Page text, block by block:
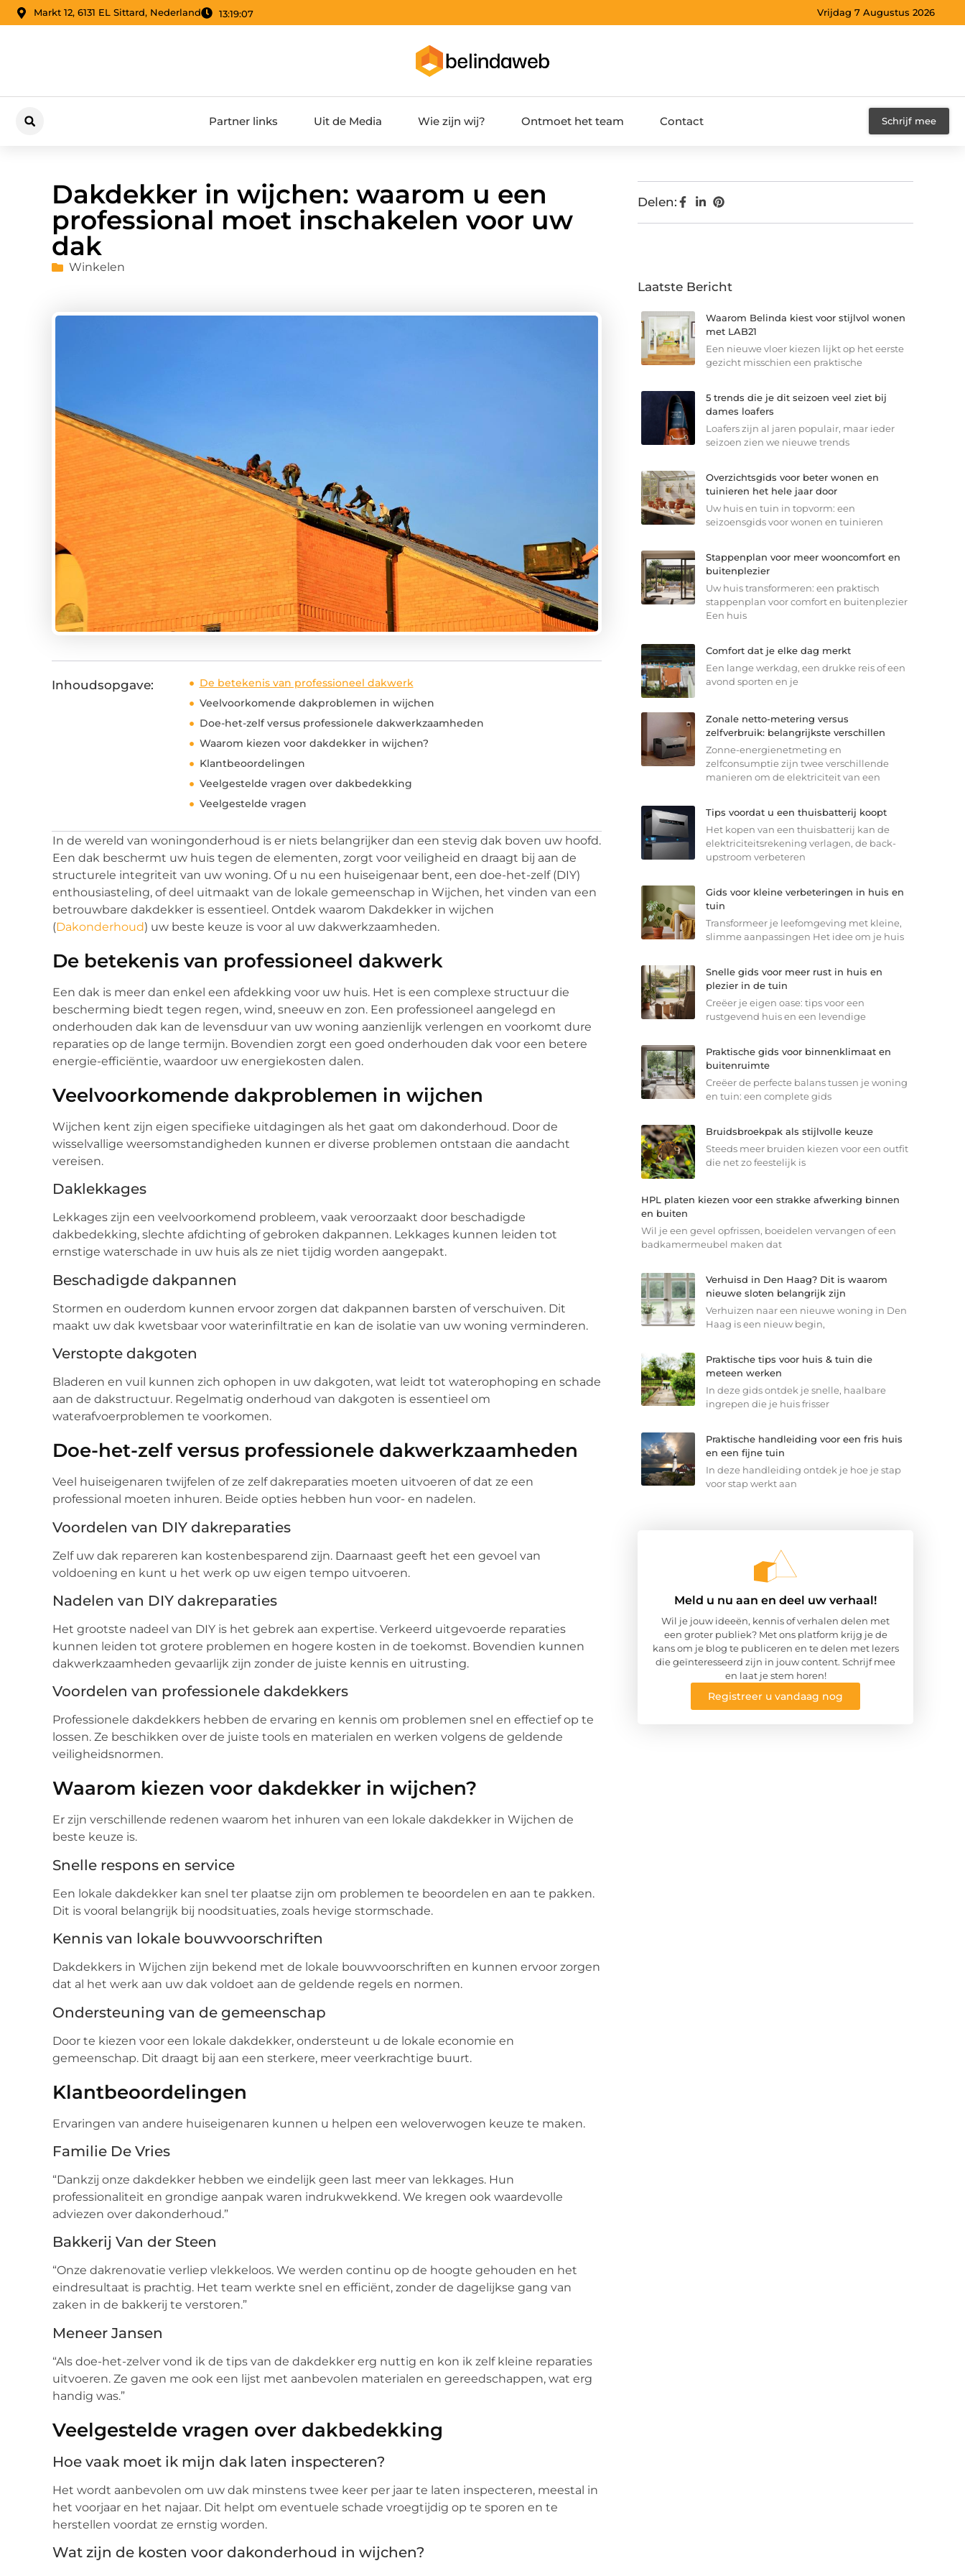
Markt 12, 6131 EL Sittard, Nederland 13:19:08 Vrijdag 7 Augustus 2026
Partner links Uit de Media Wie zijn wij? Ontmoet het team Contact Schrijf mee
Dakdekker in wijchen: waarom u een
professional moet inschakelen voor uw
dak
Winkelen
Inhoudsopgave:
De betekenis van professioneel dakwerk
Veelvoorkomende dakproblemen in wijchen
Doe-het-zelf versus professionele dakwerkzaamheden
Waarom kiezen voor dakdekker in wijchen?
Klantbeoordelingen
Veelgestelde vragen over dakbedekking
Veelgestelde vragen
In de wereld van woningonderhoud is er niets belangrijker dan een stevig dak boven uw hoofd.
Een dak beschermt uw huis tegen de elementen, zorgt voor veiligheid en draagt bij aan de
structurele integriteit van uw woning. Of u nu een huiseigenaar bent, een doe-het-zelf (DIY)
enthousiasteling, of deel uitmaakt van de lokale gemeenschap in Wijchen, het vinden van een
betrouwbare dakdekker is essentieel. Ontdek waarom Dakdekker in wijchen
(Dakonderhoud) uw beste keuze is voor al uw dakwerkzaamheden.
De betekenis van professioneel dakwerk
Een dak is meer dan enkel een afdekking voor uw huis. Het is een complexe structuur die
bescherming biedt tegen regen, wind, sneeuw en zon. Een professioneel aangelegd en
onderhouden dak kan de levensduur van uw woning aanzienlijk verlengen en voorkomt dure
reparaties op de lange termijn. Bovendien zorgt een goed onderhouden dak voor een betere
energie-efficiëntie, waardoor uw energiekosten dalen.
Veelvoorkomende dakproblemen in wijchen
Wijchen kent zijn eigen specifieke uitdagingen als het gaat om dakonderhoud. Door de
wisselvallige weersomstandigheden kunnen er diverse problemen ontstaan die aandacht
vereisen.
Daklekkages
Lekkages zijn een veelvoorkomend probleem, vaak veroorzaakt door beschadigde
dakbedekking, slechte afdichting of gebroken dakpannen. Lekkages kunnen leiden tot
ernstige waterschade in uw huis als ze niet tijdig worden aangepakt.
Beschadigde dakpannen
Stormen en ouderdom kunnen ervoor zorgen dat dakpannen barsten of verschuiven. Dit
maakt uw dak kwetsbaar voor waterinfiltratie en kan de isolatie van uw woning verminderen.
Verstopte dakgoten
Bladeren en vuil kunnen zich ophopen in uw dakgoten, wat leidt tot waterophoping en schade
aan de dakstructuur. Regelmatig onderhoud van dakgoten is essentieel om
waterafvoerproblemen te voorkomen.
Doe-het-zelf versus professionele dakwerkzaamheden
Veel huiseigenaren twijfelen of ze zelf dakreparaties moeten uitvoeren of dat ze een
professional moeten inhuren. Beide opties hebben hun voor- en nadelen.
Voordelen van DIY dakreparaties
Zelf uw dak repareren kan kostenbesparend zijn. Daarnaast geeft het een gevoel van
voldoening en kunt u het werk op uw eigen tempo uitvoeren.
Nadelen van DIY dakreparaties
Het grootste nadeel van DIY is het gebrek aan expertise. Verkeerd uitgevoerde reparaties
kunnen leiden tot grotere problemen en hogere kosten in de toekomst. Bovendien kunnen
dakwerkzaamheden gevaarlijk zijn zonder de juiste kennis en uitrusting.
Voordelen van professionele dakdekkers
Professionele dakdekkers hebben de ervaring en kennis om problemen snel en effectief op te
lossen. Ze beschikken over de juiste tools en materialen en werken volgens de geldende
veiligheidsnormen.
Waarom kiezen voor dakdekker in wijchen?
Er zijn verschillende redenen waarom het inhuren van een lokale dakdekker in Wijchen de
beste keuze is.
Snelle respons en service
Een lokale dakdekker kan snel ter plaatse zijn om problemen te beoordelen en aan te pakken.
Dit is vooral belangrijk bij noodsituaties, zoals hevige stormschade.
Kennis van lokale bouwvoorschriften
Dakdekkers in Wijchen zijn bekend met de lokale bouwvoorschriften en kunnen ervoor zorgen
dat al het werk aan uw dak voldoet aan de geldende regels en normen.
Ondersteuning van de gemeenschap
Door te kiezen voor een lokale dakdekker, ondersteunt u de lokale economie en
gemeenschap. Dit draagt bij aan een sterkere, meer veerkrachtige buurt.
Klantbeoordelingen
Ervaringen van andere huiseigenaren kunnen u helpen een weloverwogen keuze te maken.
Familie De Vries
“Dankzij onze dakdekker hebben we eindelijk geen last meer van lekkages. Hun
professionaliteit en grondige aanpak waren indrukwekkend. We kregen ook waardevolle
adviezen over dakonderhoud.”
Bakkerij Van der Steen
“Onze dakrenovatie verliep vlekkeloos. We werden continu op de hoogte gehouden en het
eindresultaat is prachtig. Het team werkte snel en efficiënt, zonder de dagelijkse gang van
zaken in de bakkerij te verstoren.”
Meneer Jansen
“Als doe-het-zelver vond ik de tips van de dakdekker erg nuttig en kon ik zelf kleine reparaties
uitvoeren. Ze gaven me ook een lijst met aanbevolen materialen en gereedschappen, wat erg
handig was.”
Veelgestelde vragen over dakbedekking
Hoe vaak moet ik mijn dak laten inspecteren?
Het wordt aanbevolen om uw dak minstens twee keer per jaar te laten inspecteren, meestal in
het voorjaar en het najaar. Dit helpt om eventuele schade vroegtijdig op te sporen en te
herstellen voordat ze ernstig worden.
Wat zijn de kosten voor dakonderhoud in wijchen?
Delen:
Laatste Bericht
Waarom Belinda kiest voor stijlvol wonen
met LAB21
Een nieuwe vloer kiezen lijkt op het eerste
gezicht misschien een praktische
5 trends die je dit seizoen veel ziet bij
dames loafers
Loafers zijn al jaren populair, maar ieder
seizoen zien we nieuwe trends
Overzichtsgids voor beter wonen en
tuinieren het hele jaar door
Uw huis en tuin in topvorm: een
seizoensgids voor wonen en tuinieren
Stappenplan voor meer wooncomfort en
buitenplezier
Uw huis transformeren: een praktisch
stappenplan voor comfort en buitenplezier
Een huis
Comfort dat je elke dag merkt
Een lange werkdag, een drukke reis of een
avond sporten en je
Zonale netto-metering versus
zelfverbruik: belangrijkste verschillen
Zonne-energienetmeting en
zelfconsumptie zijn twee verschillende
manieren om de elektriciteit van een
Tips voordat u een thuisbatterij koopt
Het kopen van een thuisbatterij kan de
elektriciteitsrekening verlagen, de back-
upstroom verbeteren
Gids voor kleine verbeteringen in huis en
tuin
Transformeer je leefomgeving met kleine,
slimme aanpassingen Het idee om je huis
Snelle gids voor meer rust in huis en
plezier in de tuin
Creëer je eigen oase: tips voor een
rustgevend huis en een levendige
Praktische gids voor binnenklimaat en
buitenruimte
Creëer de perfecte balans tussen je woning
en tuin: een complete gids
Bruidsbroekpak als stijlvolle keuze
Steeds meer bruiden kiezen voor een outfit
die net zo feestelijk is
HPL platen kiezen voor een strakke afwerking binnen
en buiten
Wil je een gevel opfrissen, boeidelen vervangen of een
badkamermeubel maken dat
Verhuisd in Den Haag? Dit is waarom
nieuwe sloten belangrijk zijn
Verhuizen naar een nieuwe woning in Den
Haag is een nieuw begin,
Praktische tips voor huis & tuin die
meteen werken
In deze gids ontdek je snelle, haalbare
ingrepen die je huis frisser
Praktische handleiding voor een fris huis
en een fijne tuin
In deze handleiding ontdek je hoe je stap
voor stap werkt aan
Meld u nu aan en deel uw verhaal!
Wil je jouw ideeën, kennis of verhalen delen met
een groter publiek? Met ons platform krijg je de
kans om je blog te publiceren en te delen met lezers
die geïnteresseerd zijn in jouw content. Schrijf mee
en laat je stem horen!
Registreer u vandaag nog